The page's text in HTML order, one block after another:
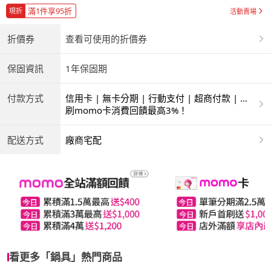
現折 滿1件享95折 活動賣場
折價券 查看可使用的折價券
保固資訊 1年保固期
付款方式
信用卡 | 無卡分期 | 行動支付 | 超商付款 | 銀
聯卡
刷momo卡消費回饋最高3%！
配送方式 廠商宅配
看更多「鍋具」熱門商品